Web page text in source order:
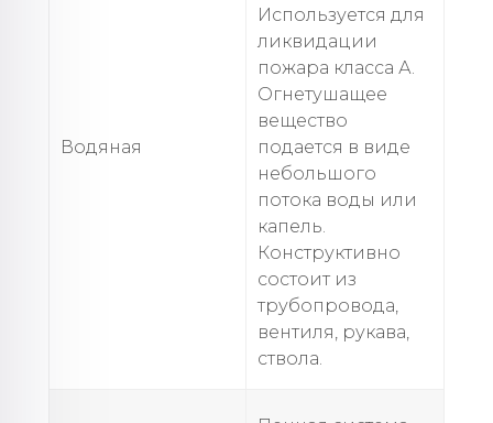
Водяная
Используется для
ликвидации
пожара класса А.
Огнетушащее
вещество
подается в виде
небольшого
потока воды или
капель.
Конструктивно
состоит из
трубопровода,
вентиля, рукава,
ствола.